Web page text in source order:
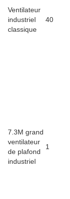
Ventilateur
industriel
classique
40
7.3M grand
ventilateur
de plafond
industriel
1